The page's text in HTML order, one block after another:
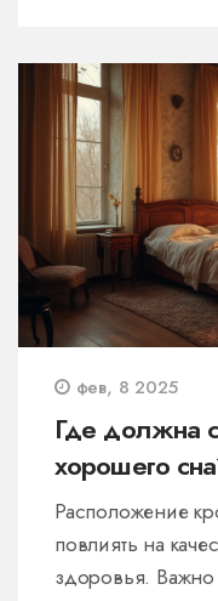
текстиля
практическими
стала
фев, 8 2025
Где должна
хорошего
Расположение
повлиять на
здоровья. Важно